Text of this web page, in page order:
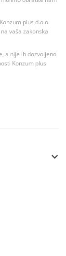
plus d.o.o.
vaša zakonska
a nije ih dozvoljeno
Konzum plus